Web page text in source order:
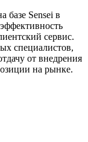
базе Sensei в
сервис.
специалистов,
от внедрения
на рынке.